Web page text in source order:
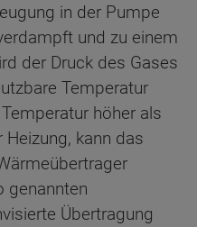
in der Pumpe
und zu einem
der Druck des Gases
Temperatur
höher als
kann das
genannten
Übertragung